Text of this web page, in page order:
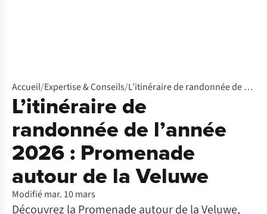
Accueil/Expertise & Conseils/ L’itinéraire de randonnée de l’année 2026 : Promenade autour de la Veluwe
L’itinéraire de
randonnée de l’année
2026 : Promenade
autour de la Veluwe
Modifié mar. 10 mars
Découvrez la Promenade autour de la Veluwe,